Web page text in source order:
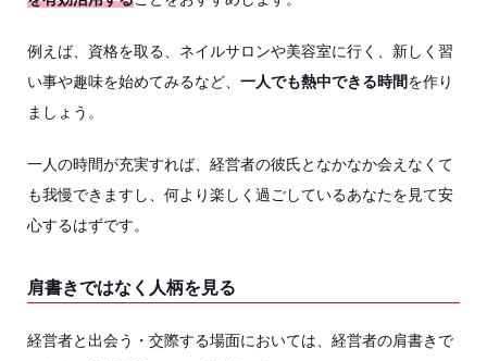
例えば、資格を取る、ネイルサロンや美容室に行く、新しく習
い事や趣味を始めてみるなど、 一人でも熱中できる時間を作り
ましょう。
一人の時間が充実すれば、経営者の彼氏となかなか会えなくて
も我慢できますし、何より楽しく過ごしているあなたを見て安
心するはずです。
肩書きではなく人柄を見る
経営者と出会う・交際する場面においては、経営者の肩書きで